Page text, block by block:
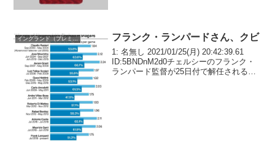
イングランド（プレミア） フランク・ランパードさん、クビ
1: 名無し 2021/01/25(月) 20:42:39.61
ID:5BNDnM2d0チェルシーのフランク・
ランパード監督が25日付で解任される見